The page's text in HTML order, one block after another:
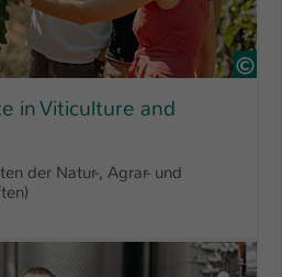
in Viticulture and
der Natur-, Agrar- und